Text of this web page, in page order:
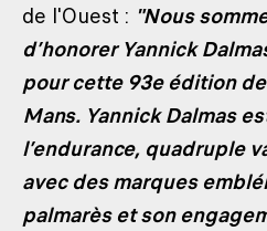
de l'Ouest : "Nous
d’honorer Yannick
pour cette 93e édition
Mans. Yannick Dalmas
l’endurance, quadruple
avec des marques
palmarès et son